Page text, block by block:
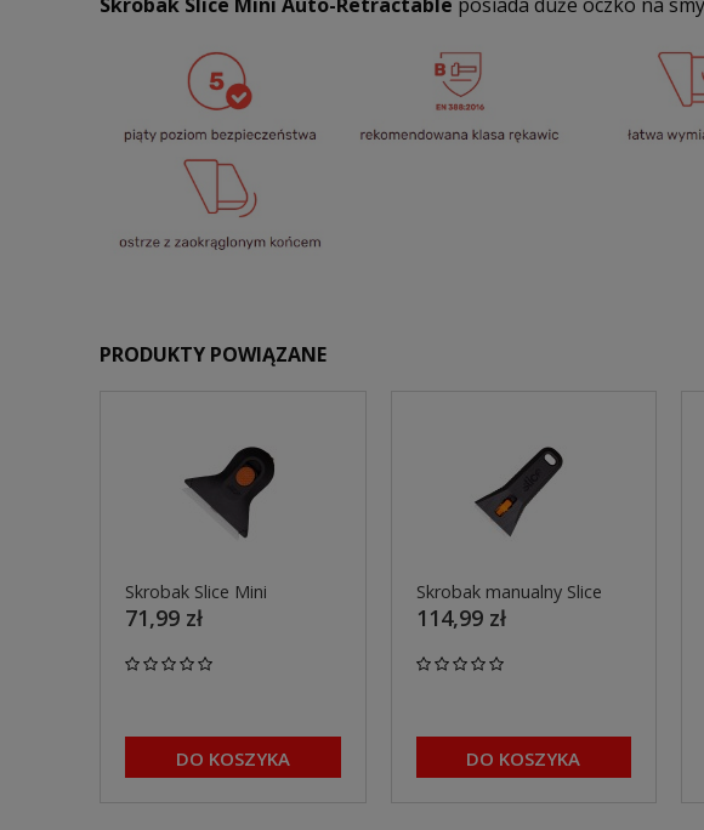
PRODUKTY POWIĄZANE
Skrobak Slice Mini
71,99 zł
DO KOSZYKA
Skrobak manualny Slice
114,99 zł
DO KOSZYKA